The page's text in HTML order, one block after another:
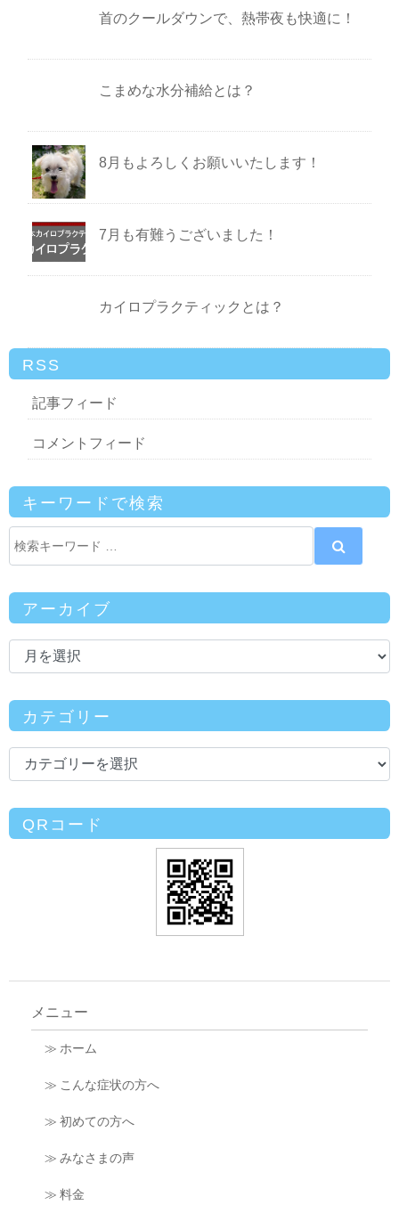
首のクールダウンで、熱帯夜も快適に！
こまめな水分補給とは？
8月もよろしくお願いいたします！
7月も有難うございました！
カイロプラクティックとは？
RSS
記事フィード
コメントフィード
キーワードで検索
アーカイブ
カテゴリー
QRコード
メニュー
≫ ホーム
≫ こんな症状の方へ
≫ 初めての方へ
≫ みなさまの声
≫ 料金